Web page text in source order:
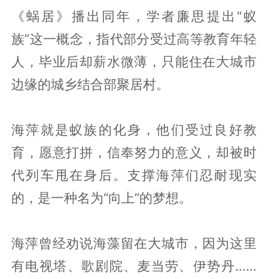
《蜗居》播出同年，学者廉思提出“蚁
族”这一概念，指代部分受过高等教育年轻
人，毕业后却薪水微薄，只能住在大城市
边缘的城乡结合部聚居村。
海萍就是蚁族的化身，他们受过良好教
育，愿意打拼，信奉努力的意义，却被时
代列车甩在身后。支撑海萍们忍耐现实
的，是一种名为“向上”的梦想。
海萍曾经劝说海藻留在大城市，因为这里
有电视塔、歌剧院、麦当劳、伊势丹……